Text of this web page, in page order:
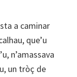
a caminar
que’u
n’amassava
un tròç de